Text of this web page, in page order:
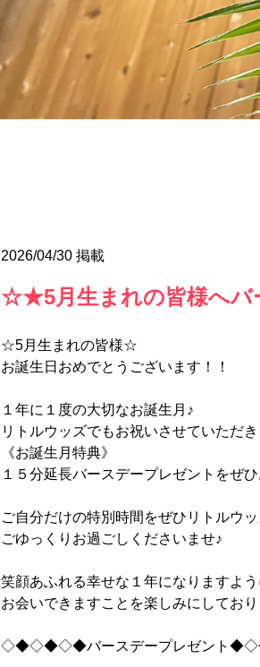
2026/04/30 掲載
☆★5月生まれの皆様へ
☆5月生まれの皆様☆
お誕生日おめでとうございます！！
１年に１度の大切なお誕生月♪
リトルウッズでもお祝いさせていただき
《お誕生月特典》
１５分延長バースデープレゼントをぜ
ご自分だけの特別時間をぜひリトルウ
ごゆっくりお過ごしくださいませ♪
笑顔あふれる幸せな１年になりますよ
お会いできますことを楽しみにしており
◇◆◇◆◇◆バースデープレゼント